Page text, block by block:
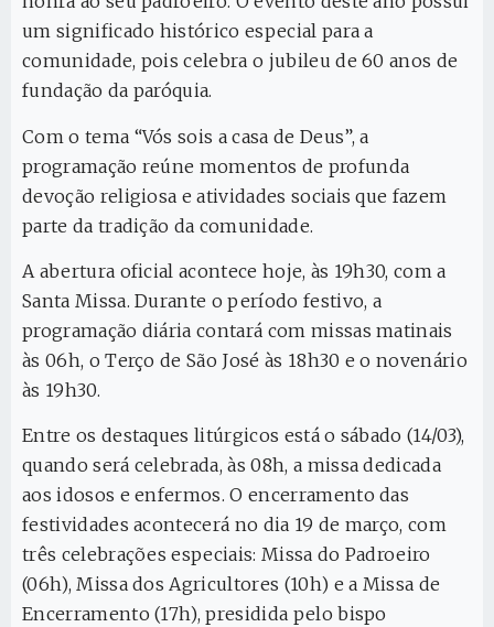
um significado histórico especial para a
comunidade, pois celebra o jubileu de 60 anos de
fundação da paróquia.
Com o tema “Vós sois a casa de Deus”, a
programação reúne momentos de profunda
devoção religiosa e atividades sociais que fazem
parte da tradição da comunidade.
A abertura oficial acontece hoje, às 19h30, com a
Santa Missa. Durante o período festivo, a
programação diária contará com missas matinais
às 06h, o Terço de São José às 18h30 e o novenário
às 19h30.
Entre os destaques litúrgicos está o sábado (14/03),
quando será celebrada, às 08h, a missa dedicada
aos idosos e enfermos. O encerramento das
festividades acontecerá no dia 19 de março, com
três celebrações especiais: Missa do Padroeiro
(06h), Missa dos Agricultores (10h) e a Missa de
Encerramento (17h), presidida pelo bispo